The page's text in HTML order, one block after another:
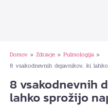
Domov » Zdravje » Pulmologija »
8 vsakodnevnih dejavnikov, ki
8 vsakodnevnih
lahko sprožijo